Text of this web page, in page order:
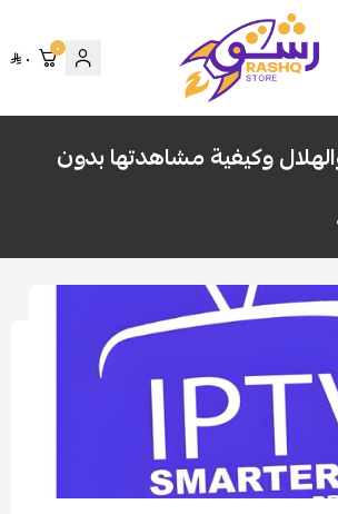
متجر رشق
٠ ٠
والهلال وكيفية مشاهدتها بدون